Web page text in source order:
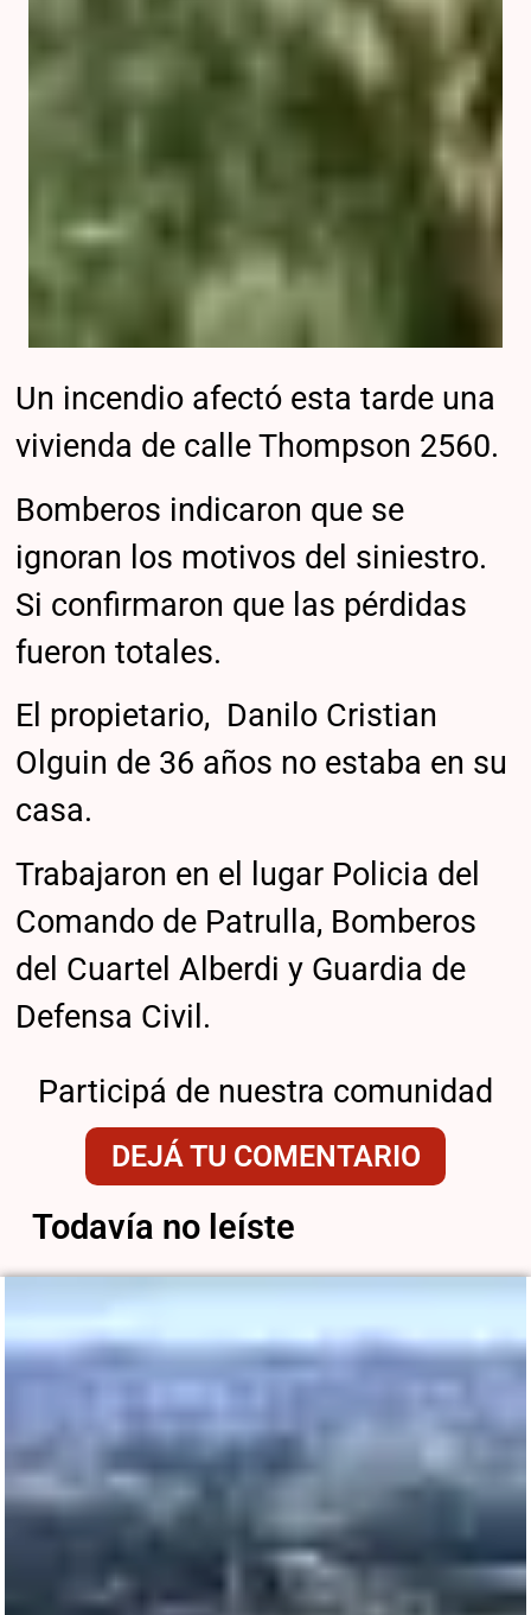
Un incendio afectó esta tarde una
vivienda de calle Thompson 2560.
Bomberos indicaron que se
ignoran los motivos del siniestro.
Si confirmaron que las pérdidas
fueron totales.
El propietario, Danilo Cristian
Olguin de 36 años no estaba en su
casa.
Trabajaron en el lugar Policia del
Comando de Patrulla, Bomberos
del Cuartel Alberdi y Guardia de
Defensa Civil.
Participá de nuestra comunidad
DEJÁ TU COMENTARIO
Todavía no leíste